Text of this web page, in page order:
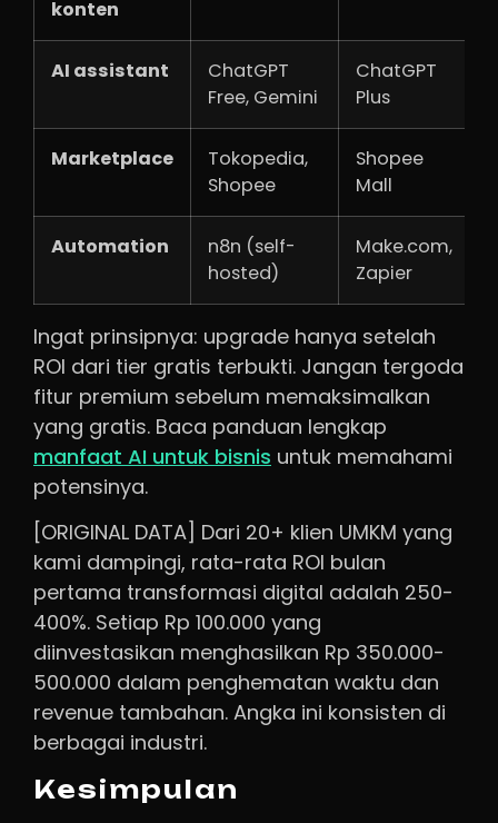
konten
AI assistant
ChatGPT
Free, Gemini
ChatGPT
Plus
Marketplace
Tokopedia,
Shopee
Shopee
Mall
Automation
n8n (self-
hosted)
Make.com,
Zapier
Ingat prinsipnya: upgrade hanya setelah
ROI dari tier gratis terbukti. Jangan tergoda
fitur premium sebelum memaksimalkan
yang gratis. Baca panduan lengkap
manfaat AI untuk bisnis untuk memahami
potensinya.
[ORIGINAL DATA] Dari 20+ klien UMKM yang
kami dampingi, rata-rata ROI bulan
pertama transformasi digital adalah 250-
400%. Setiap Rp 100.000 yang
diinvestasikan menghasilkan Rp 350.000-
500.000 dalam penghematan waktu dan
revenue tambahan. Angka ini konsisten di
berbagai industri.
Kesimpulan